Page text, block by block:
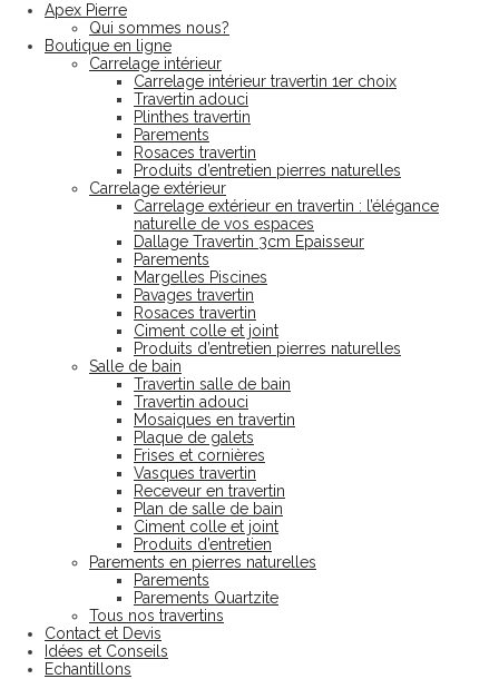
Apex Pierre
Qui sommes nous?
Boutique en ligne
Carrelage intérieur
Carrelage intérieur travertin 1er choix
Travertin adouci
Plinthes travertin
Parements
Rosaces travertin
Produits d’entretien pierres naturelles
Carrelage extérieur
Carrelage extérieur en travertin : l’élégance
naturelle de vos espaces
Dallage Travertin 3cm Epaisseur
Parements
Margelles Piscines
Pavages travertin
Rosaces travertin
Ciment colle et joint
Produits d’entretien pierres naturelles
Salle de bain
Travertin salle de bain
Travertin adouci
Mosaiques en travertin
Plaque de galets
Frises et cornières
Vasques travertin
Receveur en travertin
Plan de salle de bain
Ciment colle et joint
Produits d’entretien
Parements en pierres naturelles
Parements
Parements Quartzite
Tous nos travertins
Contact et Devis
Idées et Conseils
Echantillons